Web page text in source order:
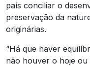
país conciliar o
preservação da
originárias.
“Há que haver
não houver o hoje